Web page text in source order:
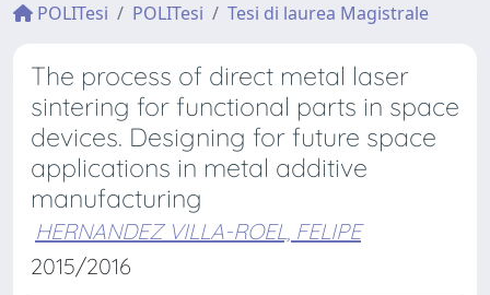
POLITesi POLITesi Tesi di laurea Magistrale
The process of direct metal laser
sintering for functional parts in space
devices. Designing for future space
applications in metal additive
manufacturing
HERNANDEZ VILLA-ROEL, FELIPE
2015/2016